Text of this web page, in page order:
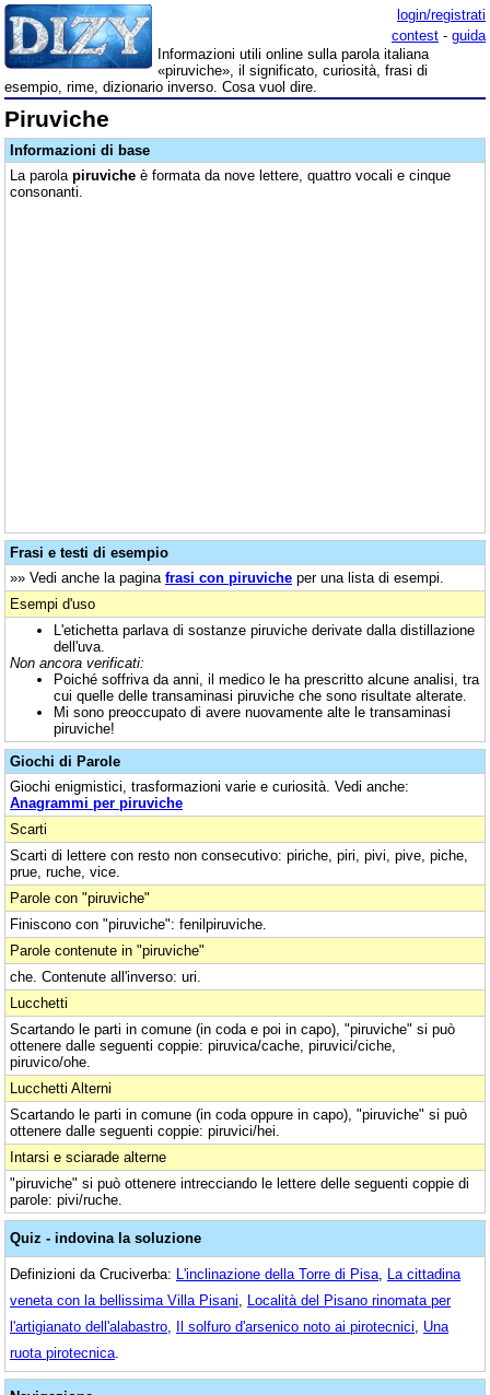
login/registrati
contest - guida
Informazioni utili online sulla parola italiana
«piruviche», il significato, curiosità, frasi di
esempio, rime, dizionario inverso. Cosa vuol dire.
Piruviche
Informazioni di base
La parola piruviche è formata da nove lettere, quattro vocali e cinque
consonanti.
Frasi e testi di esempio
»» Vedi anche la pagina frasi con piruviche per una lista di esempi.
Esempi d'uso
L'etichetta parlava di sostanze piruviche derivate dalla distillazione
dell'uva.
Non ancora verificati:
Poiché soffriva da anni, il medico le ha prescritto alcune analisi, tra
cui quelle delle transaminasi piruviche che sono risultate alterate.
Mi sono preoccupato di avere nuovamente alte le transaminasi
piruviche!
Giochi di Parole
Giochi enigmistici, trasformazioni varie e curiosità. Vedi anche:
Anagrammi per piruviche
Scarti
Scarti di lettere con resto non consecutivo: piriche, piri, pivi, pive, piche,
prue, ruche, vice.
Parole con "piruviche"
Finiscono con "piruviche": fenilpiruviche.
Parole contenute in "piruviche"
che. Contenute all'inverso: uri.
Lucchetti
Scartando le parti in comune (in coda e poi in capo), "piruviche" si può
ottenere dalle seguenti coppie: piruvica/cache, piruvici/ciche,
piruvico/ohe.
Lucchetti Alterni
Scartando le parti in comune (in coda oppure in capo), "piruviche" si può
ottenere dalle seguenti coppie: piruvici/hei.
Intarsi e sciarade alterne
"piruviche" si può ottenere intrecciando le lettere delle seguenti coppie di
parole: pivi/ruche.
Quiz - indovina la soluzione
Definizioni da Cruciverba: L'inclinazione della Torre di Pisa La cittadina
veneta con la bellissima Villa Pisani
Località del Pisano rinomata per
l'artigianato dell'alabastro Il solfuro d'arsenico noto ai pirotecnici
Una
ruota pirotecnica